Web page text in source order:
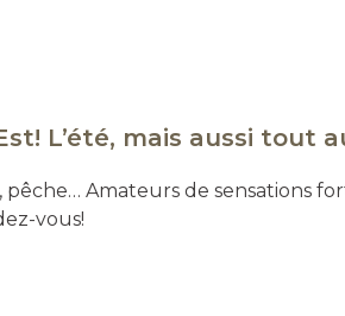
L’été, mais aussi tout
Amateurs de sensations
vous!